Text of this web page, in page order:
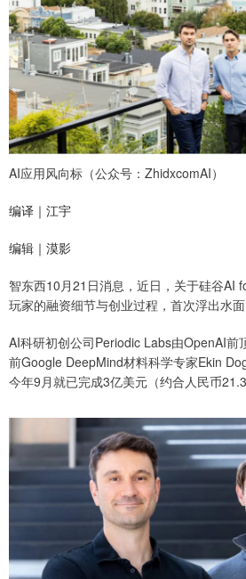
AI应用风向标（公众号：ZhidxcomAI）
编译｜江宇
编辑｜漠影
智东西10月21日消息，近日，关于硅谷AI
玩家的融资细节与创业过程，首次浮出水面
AI科研初创公司Periodic Labs由OpenAI前
前Google DeepMind材料科学专家Ekin
今年9月就已完成3亿美元（约合人民币